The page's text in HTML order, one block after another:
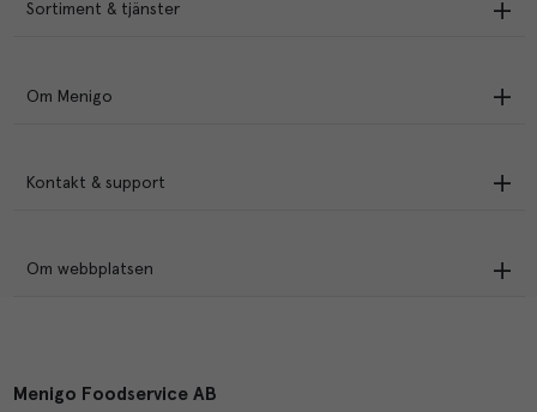
Sortiment & tjänster
Om Menigo
Kontakt & support
Om webbplatsen
Menigo Foodservice AB